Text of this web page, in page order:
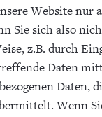
Website nur
Sie sich also
z.B. durch
Daten
Daten,
Wenn